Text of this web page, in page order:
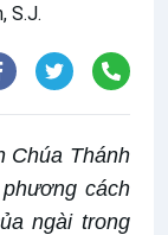
S.J.
Chúa Thánh
cách
ngài trong